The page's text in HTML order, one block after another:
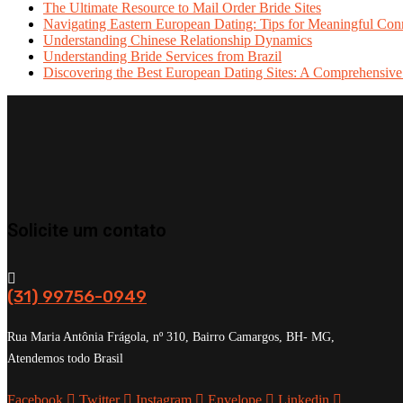
The Ultimate Resource to Mail Order Bride Sites
Navigating Eastern European Dating: Tips for Meaningful
Understanding Chinese Relationship Dynamics
Understanding Bride Services from Brazil
Discovering the Best European Dating Sites: A
(31) 99756-0949
Rua Maria Antônia Frágola, nº 310, Bairro Camargos, BH- MG,
Atendemos todo Brasil
Facebook Twitter Instagram Envelope Linkedin